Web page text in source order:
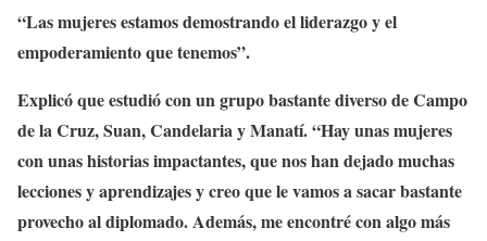
“Las mujeres estamos demostrando el liderazgo y el
empoderamiento que tenemos”.
Explicó que estudió con un grupo bastante diverso de Campo
de la Cruz, Suan, Candelaria y Manatí. “Hay unas mujeres
con unas historias impactantes, que nos han dejado muchas
lecciones y aprendizajes y creo que le vamos a sacar bastante
provecho al diplomado. Además, me encontré con algo más